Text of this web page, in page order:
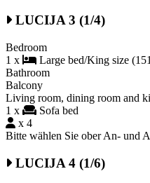
LUCIJA 3 (1/4)
Bedroom
1 x
Large bed/King size
Bathroom
Balcony
Living room, dining room and
1 x
Sofa bed
x 4
Bitte wählen Sie ober An- und
LUCIJA 4 (1/6)